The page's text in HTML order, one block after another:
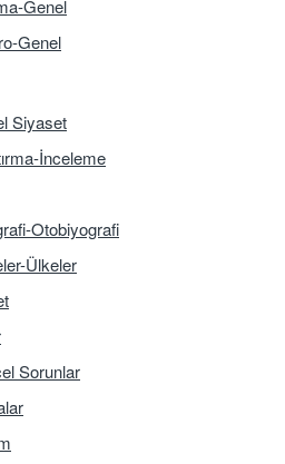
Genel
Genel
Siyaset
İnceleme
Otobiyografi
Ülkeler
Sorunlar